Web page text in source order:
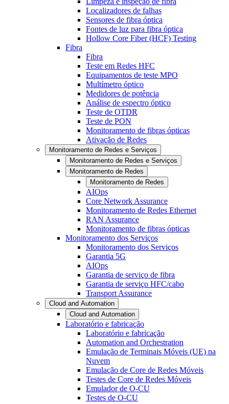
Localizadores de falhas
Sensores de fibra óptica
Fontes de luz para fibra óptica
Hollow Core Fiber (HCF) Testing
Fibra
Fibra
Teste em Redes HFC
Equipamentos de teste MPO
Multímetro óptico
Medidores de potência
Análise de espectro óptico
Teste de OTDR
Teste de PON
Monitoramento de fibras ópticas
Ativação de Redes
Monitoramento de Redes e Serviços
Monitoramento de Redes e Serviços
Monitoramento de Redes
Monitoramento de Redes
AIOps
Core Network Assurance
Monitoramento de Redes Ethernet
RAN Assurance
Monitoramento de fibras ópticas
Monitoramento dos Serviços
Monitoramento dos Serviços
Garantia 5G
AIOps
Garantia de serviço de fibra
Garantia de serviço HFC/cabo
Transport Assurance
Cloud and Automation
Cloud and Automation
Laboratório e fabricação
Laboratório e fabricação
Automation and Orchestration
Emulação de Terminais Móveis (UE) na
Nuvem
Emulação de Core de Redes Móveis
Testes de Core de Redes Móveis
Emulador de O-CU
Testes de O-CU